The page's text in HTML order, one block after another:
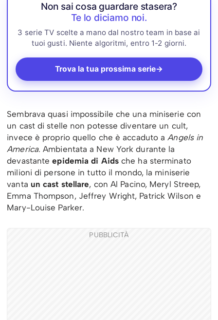
Non sai cosa guardare stasera?
Te lo diciamo noi.
3 serie TV scelte a mano dal nostro team in base ai
tuoi gusti. Niente algoritmi, entro 1-2 giorni.
Trova la tua prossima serie→
Sembrava quasi impossibile che una miniserie con
un cast di stelle non potesse diventare un cult,
invece è proprio quello che è accaduto a Angels in
America. Ambientata a New York durante la
devastanteepidemia di Aidsche ha sterminato
milioni di persone in tutto il mondo, la miniserie
vanta un cast stellare, con Al Pacino, Meryl Streep,
Emma Thompson, Jeffrey Wright, Patrick Wilson e
Mary-Louise Parker.
PUBBLICITÀ